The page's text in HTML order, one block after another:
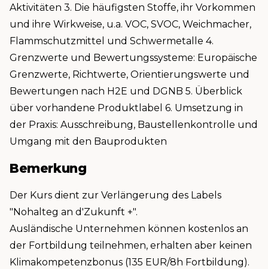
Aktivitäten 3. Die häufigsten Stoffe, ihr Vorkommen
und ihre Wirkweise, u.a. VOC, SVOC, Weichmacher,
Flammschutzmittel und Schwermetalle 4.
Grenzwerte und Bewertungssysteme: Europäische
Grenzwerte, Richtwerte, Orientierungswerte und
Bewertungen nach H2E und DGNB 5. Überblick
über vorhandene Produktlabel 6. Umsetzung in
der Praxis: Ausschreibung, Baustellenkontrolle und
Umgang mit den Bauprodukten
Bemerkung
Der Kurs dient zur Verlängerung des Labels
"Nohalteg an d'Zukunft +".
Ausländische Unternehmen können kostenlos an
der Fortbildung teilnehmen, erhalten aber keinen
Klimakompetenzbonus (135 EUR/8h Fortbildung).